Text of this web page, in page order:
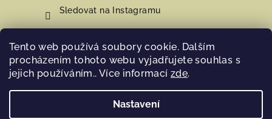
Tento web používá soubory cookie. Dalším
procházením tohoto webu vyjadřujete souhlas s
jejich používáním.. Více informací zde.
Nastavení
Sledovat na Instagramu
Nákupní košík
0ks /0 Kč